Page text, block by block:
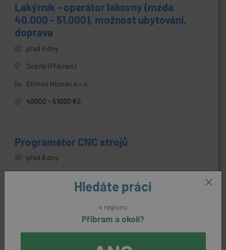
Lakýrník - operátor lakovny (mzda
40.000 - 51.000), možnost ubytování,
doprava
před 6 dny
Dobříš (Příbram)
Etimos Human s.r.o.
40000 - 51000 Kč
Programátor CNC strojů
před 6 dny
SENCO Příbram spol. s r.o.Hledáte práci
v regionu
Příbram a okolí?